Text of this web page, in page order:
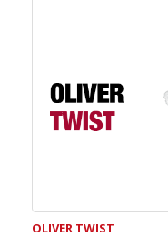
OLIVER TWIST